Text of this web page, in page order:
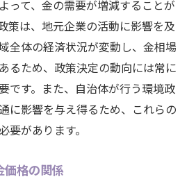
って、金の需要が増減することが
策は、地元企業の活動に影響を及
全体の経済状況が変動し、金相場
るため、政策決定の動向には常に
です。また、自治体が行う環境政
に影響を与え得るため、これらの
要があります。
価格の関係